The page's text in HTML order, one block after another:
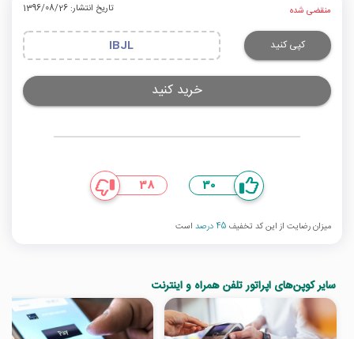
منقضی شده تاریخ انتشار: 1396/08/26
کپی کنید IBJL
خرید کنید
30
38
میزان رضایت از این کد تخفیف 45 درصد است
سایر کوپن‌های اپراتور تلفن همراه و اینترنت